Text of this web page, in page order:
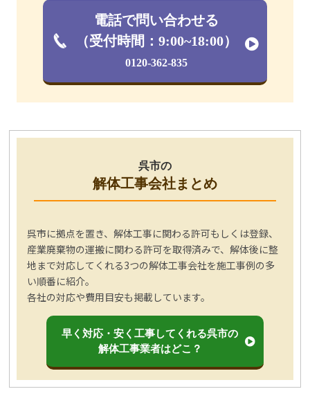
電話で問い合わせる
（受付時間：9:00~18:00）
0120-362-835
呉市の
解体工事会社まとめ
呉市に拠点を置き、解体工事に関わる許可もしくは登録、
産業廃棄物の運搬に関わる許可を取得済みで、解体後に整
地まで対応してくれる3つの解体工事会社を施工事例の多
い順番に紹介。
各社の対応や費用目安も掲載しています。
早く対応・安く工事してくれる呉市の
解体工事業者はどこ？